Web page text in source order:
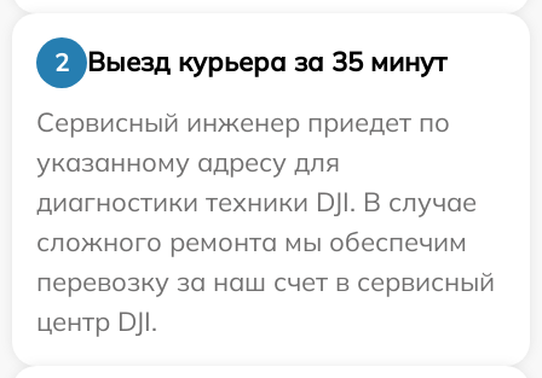
2
Выезд курьера за 35 минут
Сервисный инженер приедет по
указанному адресу для
диагностики техники DJI. В случае
сложного ремонта мы обеспечим
перевозку за наш счет в сервисный
центр DJI.